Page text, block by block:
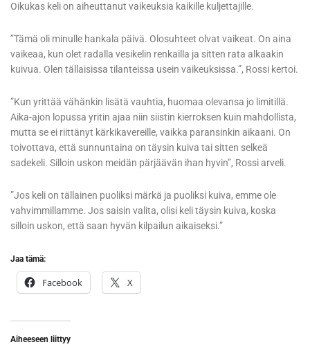
Oikukas keli on aiheuttanut vaikeuksia kaikille kuljettajille.
”Tämä oli minulle hankala päivä. Olosuhteet olvat vaikeat. On aina
vaikeaa, kun olet radalla vesikelin renkailla ja sitten rata alkaakin
kuivua. Olen tällaisissa tilanteissa usein vaikeuksissa.”, Rossi kertoi.
”Kun yrittää vähänkin lisätä vauhtia, huomaa olevansa jo limitillä.
Aika-ajon lopussa yritin ajaa niin siistin kierroksen kuin mahdollista,
mutta se ei riittänyt kärkikavereille, vaikka paransinkin aikaani. On
toivottava, että sunnuntaina on täysin kuiva tai sitten selkeä
sadekeli. Silloin uskon meidän pärjäävän ihan hyvin”, Rossi arveli.
”Jos keli on tällainen puoliksi märkä ja puoliksi kuiva, emme ole
vahvimmillamme. Jos saisin valita, olisi keli täysin kuiva, koska
silloin uskon, että saan hyvän kilpailun aikaiseksi.”
Jaa tämä:
Facebook X
Aiheeseen liittyy